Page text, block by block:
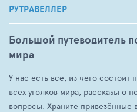
РУТРАВЕЛЛЕР
Большой путеводитель
мира
У нас есть всё, из чего состоит
всех уголков мира, рассказы о
вопросы. Храните привезённые